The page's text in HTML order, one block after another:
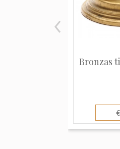
Bronzas